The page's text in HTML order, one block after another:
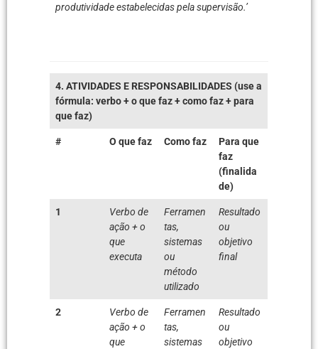
produtividade estabelecidas pela supervisão.’
4. ATIVIDADES E RESPONSABILIDADES (use a
fórmula: verbo + o que faz + como faz + para
que faz)
# O que faz Como faz
Para que
faz
(finalida
de)
1
Verbo de
ação + o
que
executa
Ferramen
tas,
sistemas
ou
método
utilizado
Resultado
ou
objetivo
final
2
Verbo de
ação + o
que
Ferramen
tas,
sistemas
Resultado
ou
objetivo